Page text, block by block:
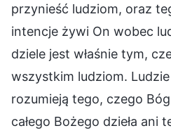
przynieść ludziom, oraz
intencje żywi On wobec
dziele jest właśnie tym,
wszystkim ludziom.
rozumieją tego, czego
całego Bożego dzieła ani